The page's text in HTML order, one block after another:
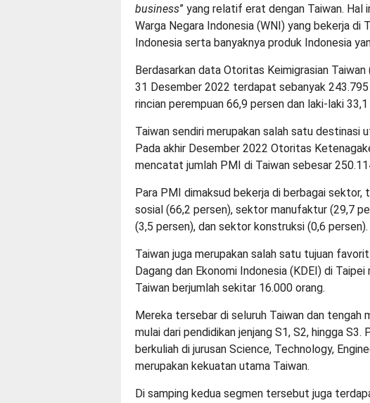
business” yang relatif erat dengan Taiwan. Hal
Warga Negara Indonesia (WNI) yang bekerja di
Indonesia serta banyaknya produk Indonesia
Berdasarkan data Otoritas Keimigrasian Taiwan
31 Desember 2022 terdapat sebanyak
rincian perempuan 66,9 persen dan laki-laki
Taiwan sendiri merupakan salah satu destinasi
Pada akhir Desember 2022 Otoritas
mencatat jumlah PMI di Taiwan sebesar
Para PMI dimaksud bekerja di berbagai
sosial (66,2 persen), sektor manufaktur (29,7
(3,5 persen), dan sektor konstruksi (0,6 persen).
Taiwan juga merupakan salah satu tujuan
Dagang dan Ekonomi Indonesia (KDEI) di
Taiwan berjumlah sekitar 16.000 orang.
Mereka tersebar di seluruh Taiwan dan tengah
mulai dari pendidikan jenjang S1, S2, hingga S3.
berkuliah di jurusan Science, Technology,
merupakan kekuatan utama Taiwan.
Di samping kedua segmen tersebut juga